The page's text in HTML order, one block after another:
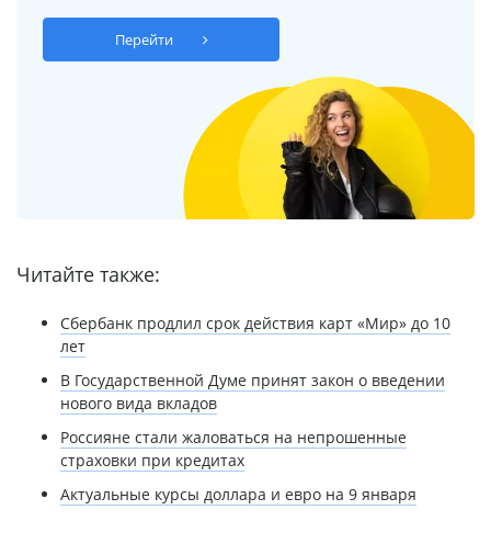
Перейти
Читайте также:
Сбербанк продлил срок действия карт «Мир» до 10
лет
В Государственной Думе принят закон о введении
нового вида вкладов
Россияне стали жаловаться на непрошенные
страховки при кредитах
Актуальные курсы доллара и евро на 9 января